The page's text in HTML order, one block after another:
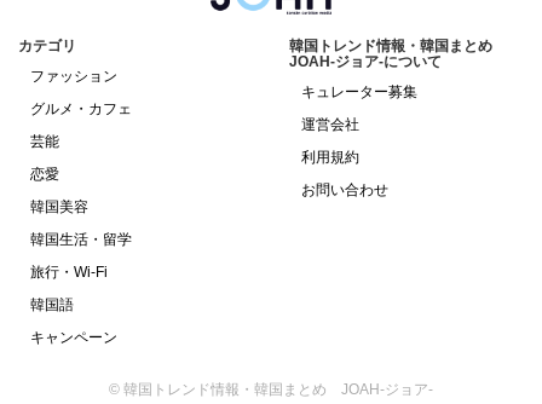
カテゴリ
ファッション
グルメ・カフェ
芸能
恋愛
韓国美容
韓国生活・留学
旅行・Wi-Fi
韓国語
キャンペーン
韓国トレンド情報・韓国まとめ
JOAH-ジョア-について
キュレーター募集
運営会社
利用規約
お問い合わせ
© 韓国トレンド情報・韓国まとめ JOAH-ジョア-